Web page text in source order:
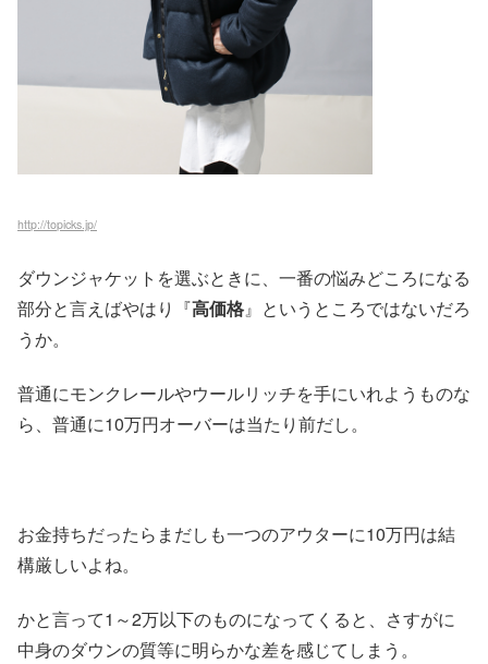
http://topicks.jp/
ダウンジャケットを選ぶときに、一番の悩みどころになる
部分と言えばやはり『高価格』というところではないだろ
うか。
普通にモンクレールやウールリッチを手にいれようものな
ら、普通に10万円オーバーは当たり前だし。
お金持ちだったらまだしも一つのアウターに10万円は結
構厳しいよね。
かと言って1～2万以下のものになってくると、さすがに
中身のダウンの質等に明らかな差を感じてしまう。